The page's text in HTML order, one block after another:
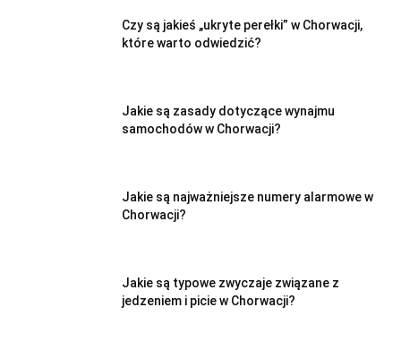
Czy są jakieś „ukryte perełki” w Chorwacji,
które warto odwiedzić?
Jakie są zasady dotyczące wynajmu
samochodów w Chorwacji?
Jakie są najważniejsze numery alarmowe w
Chorwacji?
Jakie są typowe zwyczaje związane z
jedzeniem i picie w Chorwacji?